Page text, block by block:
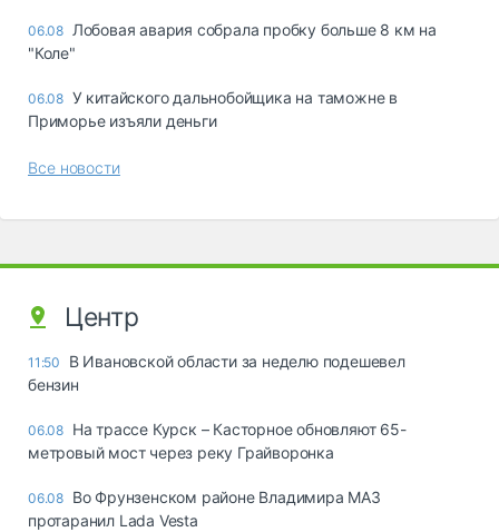
06.08 Лобовая авария собрала пробку больше 8 км на
"Коле"
06.08 У китайского дальнобойщика на таможне в
Приморье изъяли деньги
Все новости
Центр
11:50
В Ивановской области за неделю подешевел
бензин
06.08 На трассе Курск – Касторное обновляют 65-
метровый мост через реку Грайворонка
06.08 Во Фрунзенском районе Владимира МАЗ
протаранил Lada Vesta